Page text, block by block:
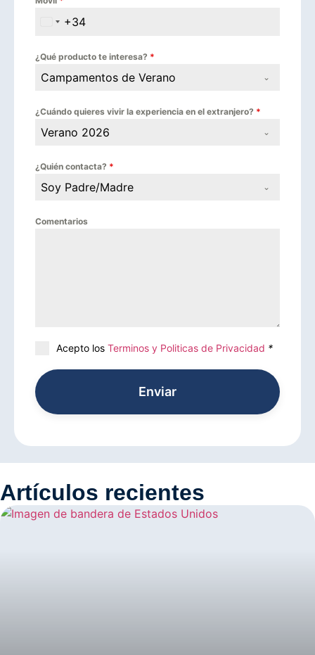
Spain +34
+34
¿Qué producto te interesa? *
Campamentos de Verano
¿Cuándo quieres vivir la experiencia en el extranjero? *
Verano 2026
¿Quién contacta? *
Soy Padre/Madre
Comentarios
Acepto los Terminos y Politicas de Privacidad *
Enviar
Artículos recientes